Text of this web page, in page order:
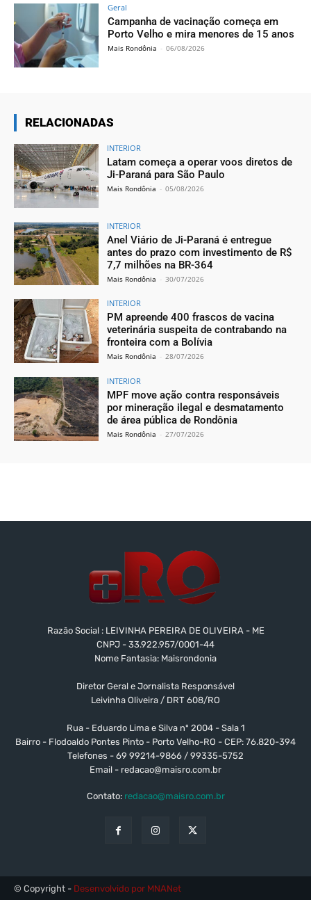
Geral
Campanha de vacinação começa em
Porto Velho e mira menores de 15 anos
Mais Rondônia - 06/08/2026
RELACIONADAS
INTERIOR
Latam começa a operar voos diretos de
Ji-Paraná para São Paulo
Mais Rondônia - 05/08/2026
INTERIOR
Anel Viário de Ji-Paraná é entregue
antes do prazo com investimento de R$
7,7 milhões na BR-364
Mais Rondônia - 30/07/2026
INTERIOR
PM apreende 400 frascos de vacina
veterinária suspeita de contrabando na
fronteira com a Bolívia
Mais Rondônia - 28/07/2026
INTERIOR
MPF move ação contra responsáveis
por mineração ilegal e desmatamento
de área pública de Rondônia
Mais Rondônia - 27/07/2026
Razão Social : LEIVINHA PEREIRA DE OLIVEIRA - ME
CNPJ - 33.922.957/0001-44
Nome Fantasia: Maisrondonia
Diretor Geral e Jornalista Responsável
Leivinha Oliveira / DRT 608/RO
Rua - Eduardo Lima e Silva nº 2004 - Sala 1
Bairro - Flodoaldo Pontes Pinto - Porto Velho-RO - CEP: 76.820-394
Telefones - 69 99214-9866 / 99335-5752
Email - redacao@maisro.com.br
Contato: redacao@maisro.com.br
© Copyright - Desenvolvido por MNANet